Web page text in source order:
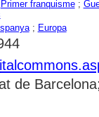
Primer franquisme;
; Europa
de